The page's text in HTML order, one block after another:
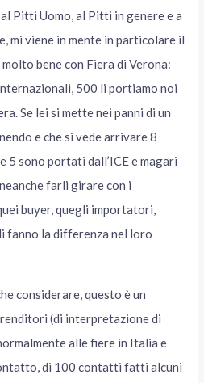
Pitti Uomo, al Pitti in genere e a
mi viene in mente in particolare il
bene con Fiera di Verona:
500 li portiamo noi
Se lei si mette nei panni di un
e che si vede arrivare 8
5 sono portati dall’ICE e magari
farli girare con i
buyer, quegli importatori,
fanno la differenza nel loro
considerare, questo è un
(di interpretazione di
alle fiere in Italia e
di 100 contatti fatti alcuni